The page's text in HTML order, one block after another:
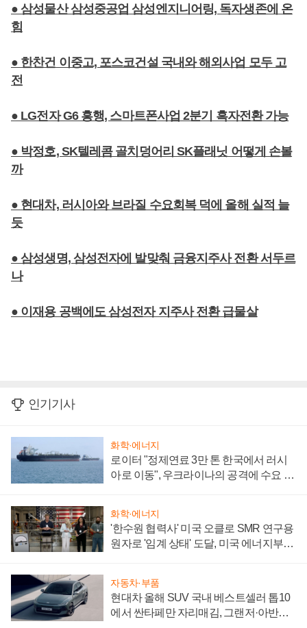
● 삼성물산 삼성중공업 삼성엔지니어링, 독자생존에 온
힘
● 한찬건 이중고, 포스코건설 국내와 해외사업 모두 고
전
● LG전자 G6 흥행, 스마트폰사업 2분기 흑자전환 가능
● 박정호, SK텔레콤 골치덩어리 SK플래닛 어떻게 손볼
까
● 현대차, 러시아와 브라질 수요회복 덕에 올해 실적 늘
듯
● 삼성생명, 삼성전자에 발맞춰 금융지주사 전환 서두르
나
● 이재용 공백에도 삼성전자 지주사 전환 급물살
인기기사
화학·에너지
로이터 "정제연료 3만 톤 한국에서 러시
아로 이동", 우크라이나의 공격에 수요 늘
화학·에너지
'한수원 협력사' 미국 오클로 SMR 연구용
원자로 '임계 상태' 도달, 미국 에너지부
자동차·부품
현대차 올해 SUV 국내 베스트셀러 톱10
에서 싼타페만 자리매김, 그랜저·아반떼